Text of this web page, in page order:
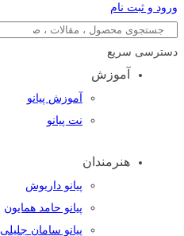
ورود و ثبت نام
دسترسی سریع
آموزش
آموزش پیانو
نت پیانو
هنرمندان
پیانو داریوش
پیانو حامد همایون
پیانو سامان جلیلی